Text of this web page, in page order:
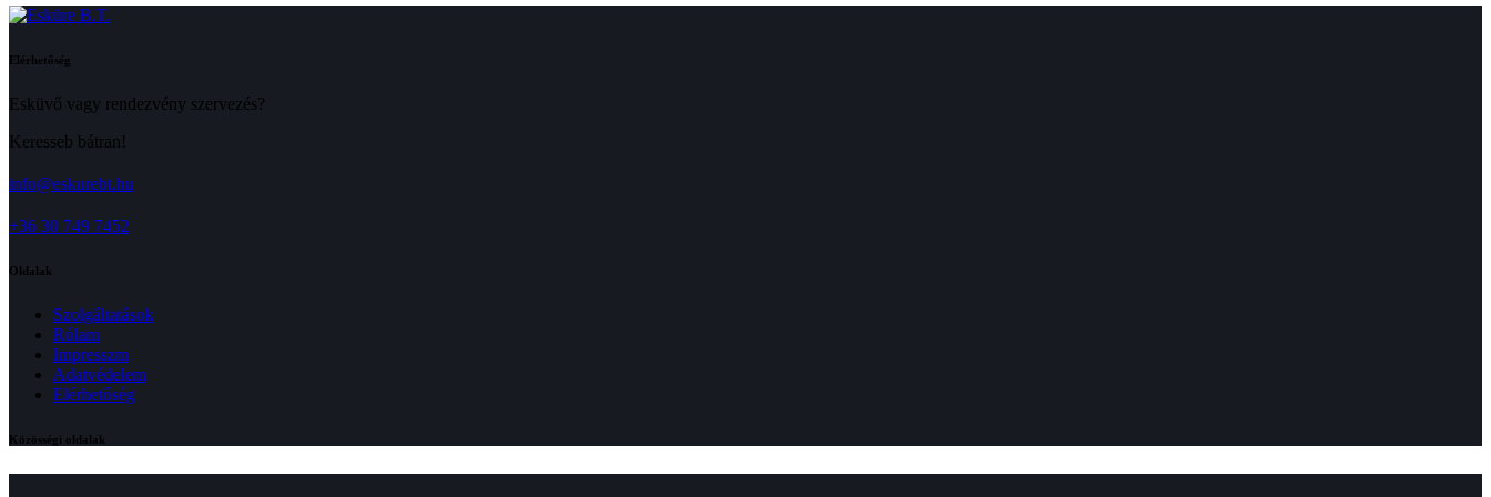
Elérhetőség
Esküvő vagy rendezvény szervezés?
Keresseb bátran!
info@eskurebt.hu
+36 30 749 7452
Oldalak
Szolgáltatások
Rólam
Impresszm
Adatvédelem
Elérhetőség
Közösségi oldalak